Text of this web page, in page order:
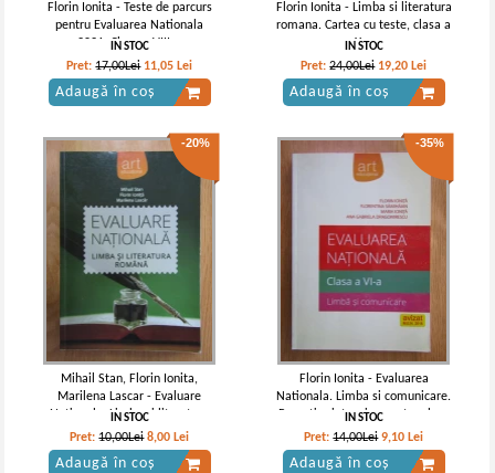
Florin Ionita - Teste de parcurs
pentru Evaluarea Nationala
2021. Clasa a VIII-a
IN STOC
Pret:17,00Lei 11,05 Lei
Adaugă în coș
Florin Ionita - Limba si literatura
romana. Cartea cu teste, clasa a
X-a
IN STOC
Pret:24,00Lei 19,20 Lei
Adaugă în coș
-20%
Mihail Stan, Florin Ionita,
Marilena Lascar - Evaluare
Nationala. Limba si literatura
romana
IN STOC
Pret:10,00Lei 8,00 Lei
Adaugă în coș
-35%
Florin Ionita - Evaluarea
Nationala. Limba si comunicare.
Pregatire intensiva pentru clasa
a VI-a
IN STOC
Pret:14,00Lei 9,10 Lei
Adaugă în coș